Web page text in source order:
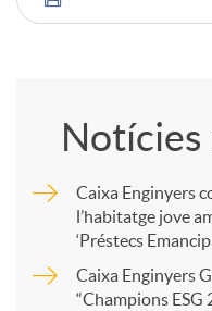
C
Notícies
Caixa Enginyers
l’habitatge jove
‘Préstecs
Caixa Enginyers
“Champions ESG